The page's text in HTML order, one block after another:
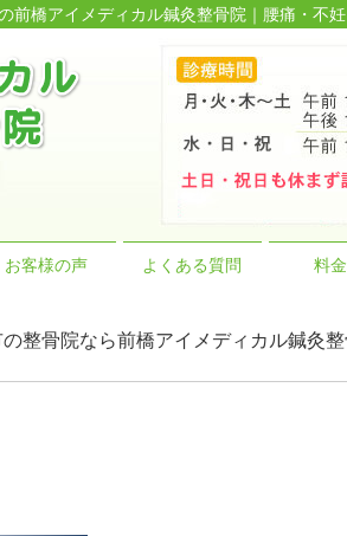
前橋アイメディカル鍼灸整骨院｜腰痛・不
お客様の声 よくある質問 料
整骨院なら前橋アイメディカル鍼灸